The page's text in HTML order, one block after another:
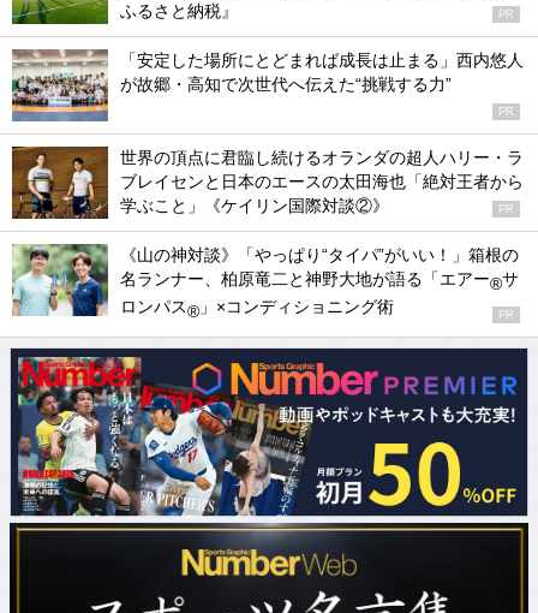
ふるさと納税』
PR
「安定した場所にとどまれば成長は止まる」西内悠人
が故郷・高知で次世代へ伝えた“挑戦する力”
PR
世界の頂点に君臨し続けるオランダの超人ハリー・ラ
ブレイセンと日本のエースの太田海也「絶対王者から
学ぶこと」《ケイリン国際対談②》
PR
《山の神対談》「やっぱり“タイパ”がいい！」箱根の
名ランナー、柏原竜二と神野大地が語る「エアー®サ
ロンパス® 」×コンディショニング術 PR